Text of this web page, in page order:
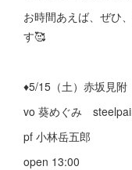
お時間あえば、ぜひ
す🥰
♦︎5/15（土）赤坂見
vo 葵めぐみ
pf 小林岳五郎
open 13:00